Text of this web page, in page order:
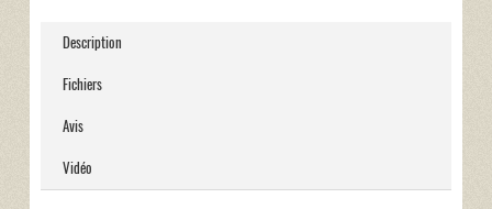
Description
Fichiers
Avis
Vidéo